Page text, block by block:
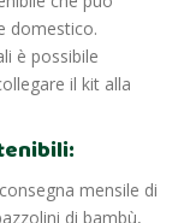
domestico.
è possibile
il kit alla
mensile di
di bambù,